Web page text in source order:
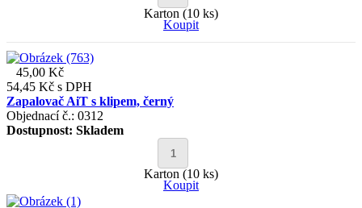
Karton (10 ks)
Koupit
45,00 Kč
54,45 Kč s DPH
Zapalovač AiT s klipem, černý
Objednací č.: 0312
Dostupnost: Skladem
Karton (10 ks)
Koupit